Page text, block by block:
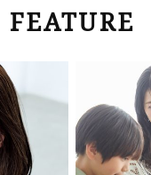
2025.11.30
ンツスタイルを冬モードに
40代が狙うべき【夏顔バ
」のブームが始まった！
FEATURE